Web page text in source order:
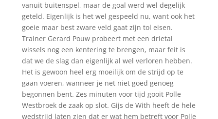
vanuit buitenspel, maar de goal werd wel degelijk
geteld. Eigenlijk is het wel gespeeld nu, want ook het
goeie maar best zware veld gaat zijn tol eisen.
Trainer Gerard Pouw probeert met een drietal
wissels nog een kentering te brengen, maar feit is
dat we de slag dan eigenlijk al wel verloren hebben.
Het is gewoon heel erg moeilijk om de strijd op te
gaan voeren, wanneer je net niet goed genoeg
begonnen bent. Zes minuten voor tijd gooit Polle
Westbroek de zaak op slot. Gijs de With heeft de hele
wedstrijd laten zien dat er wat hem betreft voor Polle